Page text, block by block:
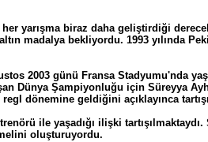
yarışma biraz daha geliştirdiği
madalya bekliyordu. 1993 yılında
2003 günü Fransa Stadyumu'nda
Dünya Şampiyonluğu için Süreyya
regl dönemine geldiğini açıklayınca
ile yaşadığı ilişki
oluşturuyordu.